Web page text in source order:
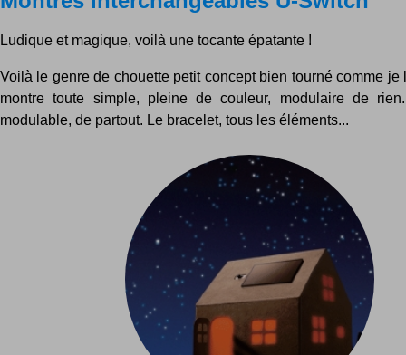
Ludique et magique, voilà une tocante épatante !
Voilà le genre de chouette petit concept bien tourné comme je
montre toute simple, pleine de couleur, modulaire de
modulable, de partout. Le bracelet, tous les éléments...